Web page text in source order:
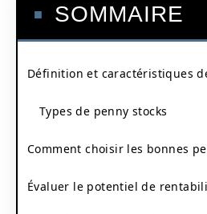
SOMMAIRE
Définition et caractéristiques
Types de penny stocks
Comment choisir les bonnes
Évaluer le potentiel de